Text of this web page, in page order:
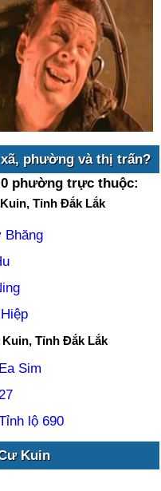
phường và thị trấn?
phường trực thuộc:
Tỉnh Đắk Lắk
Bhăng
Tỉnh Đắk Lắk
Sim
lộ 690
Kuin